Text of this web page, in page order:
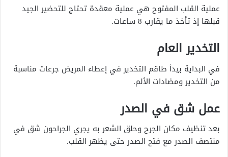
عملية القلب المفتوح هي عملية معقدة تحتاج للتحضير الجيد
قبلها إذ تأخذ ما يقارب 8 ساعات.
التخدير العام
في البداية بيدأ طاقم التخدير في إعطاء المريض جرعات مناسبة
من التخدير ومضادات الألم.
عمل شق في الصدر
بعد تنظيف مكان الجرح وحلق الشعر به يجري الجراحون شق في
منتصف الصدر مع فتح الصدر حتى يظهر القلب.